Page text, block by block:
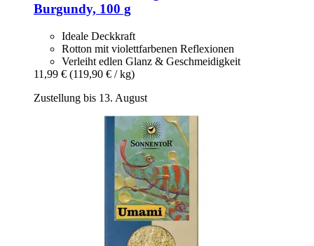
Burgundy, 100 g
Ideale Deckkraft
Rotton mit violettfarbenen Reflexionen
Verleiht edlen Glanz & Geschmeidigkeit
11,99 € (119,90 € / kg)
Zustellung bis 13. August